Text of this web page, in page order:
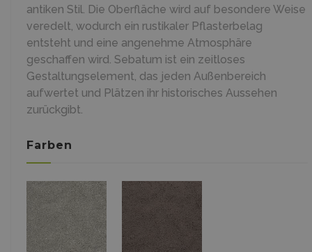
antiken Stil. Die Oberfläche wird auf besondere Weise
veredelt, wodurch ein rustikaler Pflasterbelag
entsteht und eine angenehme Atmosphäre
geschaffen wird. Sebatum ist ein zeitloses
Gestaltungselement, das jeden Außenbereich
aufwertet und Plätzen ihr historisches Aussehen
zurückgibt.
Farben